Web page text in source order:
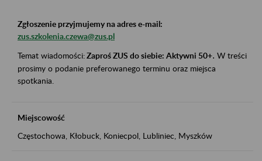
Zgłoszenie przyjmujemy na adres e-mail:
zus.szkolenia.czewa@zus.pl
Temat wiadomości:Zaproś ZUS do siebie: Aktywni 50+. W treści
prosimy o podanie preferowanego terminu oraz miejsca
spotkania.
Miejscowość
Częstochowa, Kłobuck, Koniecpol, Lubliniec, Myszków